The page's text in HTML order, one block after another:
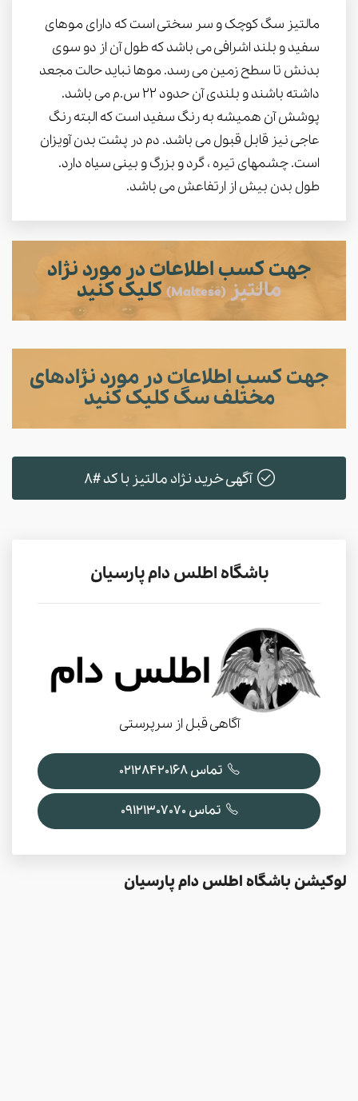
مالتیز سگ کوچک و سر سختی است که دارای موهای
سفید و بلند اشرافی می باشد که طول آن از دو سوی
بدنش تا سطح زمین می رسد. موها نباید حالت مجعد
داشته باشند و بلندی آن حدود 22 س.م می باشد.
پوشش آن همیشه به رنگ سفید است که البته رنگ
عاجی نیز قابل قبول می باشد. دم در پشت بدن آویزان
است. چشمهای تیره ، گرد و بزرگ و بینی سیاه دارد.
طول بدن بیش از ارتفاعش می باشد.
جهت کسب اطلاعات در مورد نژاد
مالتیز (Maltese) کلیک کنید
جهت کسب اطلاعات در مورد نژادهای
مختلف سگ کلیک کنید
آگهی خرید نژاد مالتیز با کد #8
باشگاه اطلس دام پارسیان
آگاهی قبل از سرپرستی
تماس 02128420168
تماس 09121307070
لوکیشن باشگاه اطلس دام پارسیان